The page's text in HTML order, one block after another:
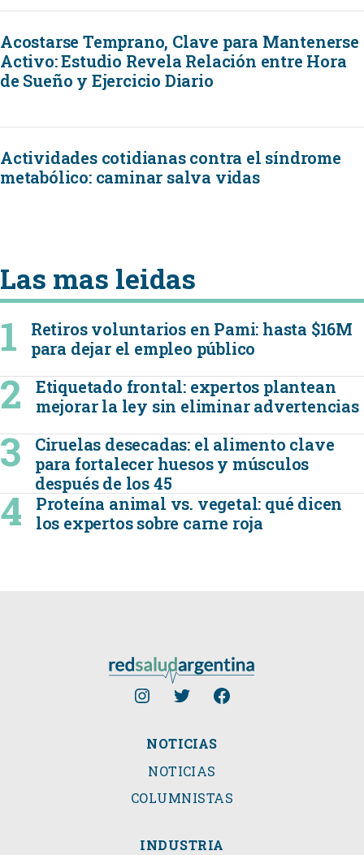
Acostarse Temprano, Clave para Mantenerse
Activo: Estudio Revela Relación entre Hora
de Sueño y Ejercicio Diario
Actividades cotidianas contra el síndrome
metabólico: caminar salva vidas
Las mas leidas
Retiros voluntarios en Pami: hasta $16M
para dejar el empleo público
Etiquetado frontal: expertos plantean
mejorar la ley sin eliminar advertencias
Ciruelas desecadas: el alimento clave
para fortalecer huesos y músculos
después de los 45
Proteína animal vs. vegetal: qué dicen
los expertos sobre carne roja
NOTICIAS
NOTICIAS
COLUMNISTAS
INDUSTRIA